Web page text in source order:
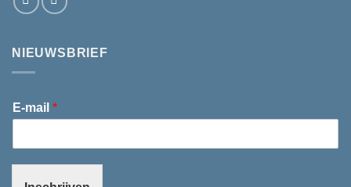
NIEUWSBRIEF
E-mail *